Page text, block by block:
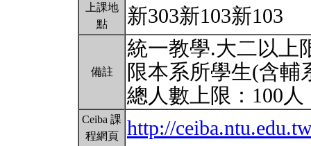
上課地
點
新303新103新103
備註
統一教學.大二以上
限本系所學生(含輔
總人數上限：100人
Ceiba 課
程網頁
http://